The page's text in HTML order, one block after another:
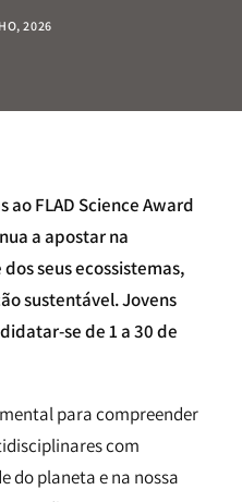
2026
FLAD Science Award
a apostar na
seus ecossistemas,
sustentável. Jovens
se de 1 a 30 de
para compreender
com
do planeta e na nossa